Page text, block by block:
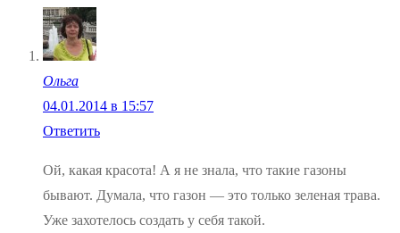
Ольга
04.01.2014 в 15:57
Ответить
Ой, какая красота! А я не знала, что такие газоны
бывают. Думала, что газон — это только зеленая трава.
Уже захотелось создать у себя такой.